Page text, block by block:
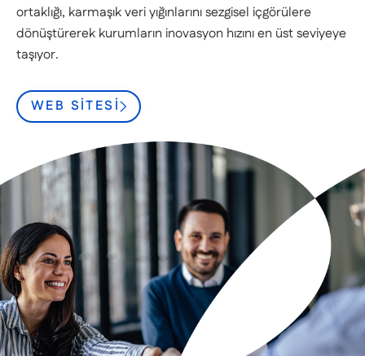
ortaklığı, karmaşık veri yığınlarını sezgisel içgörülere
dönüştürerek kurumların inovasyon hızını en üst seviyeye
taşıyor.
WEB SITESI